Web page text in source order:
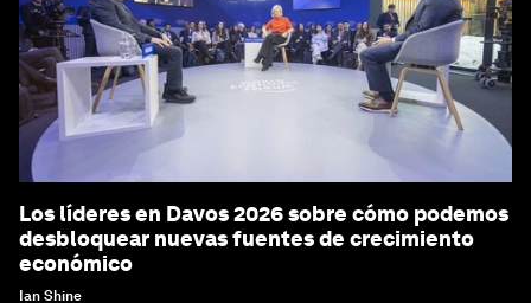
Los líderes en Davos 2026 sobre cómo podemos
desbloquear nuevas fuentes de crecimiento
económico
Ian Shine